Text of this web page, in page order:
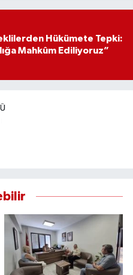
Hükümete Tepki:
Mahkûm Ediliyoruz”